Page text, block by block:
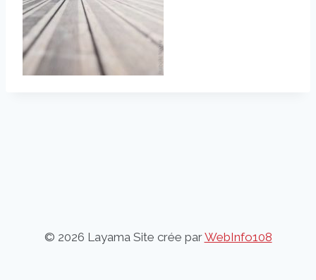
© 2026 Layama Site crée parWebInfo108